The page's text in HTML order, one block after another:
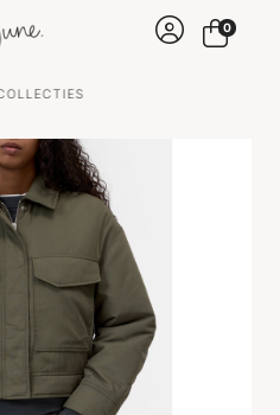
DEZELFDE DAG VERZONDEN!
0